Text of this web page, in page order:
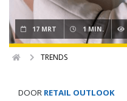
17 MRT 1 MIN.
TRENDS
DOOR RETAIL OUTLOOK